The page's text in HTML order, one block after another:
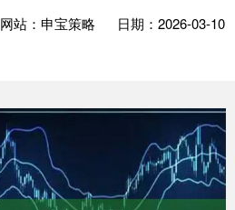
网站：申宝策略
日期：2026-03-10